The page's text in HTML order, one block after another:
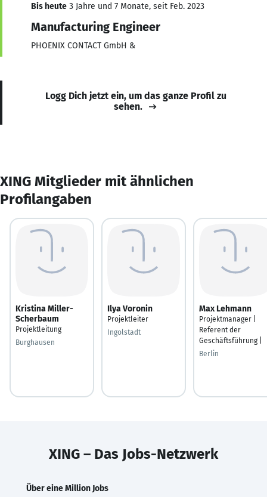
Bis heute 3 Jahre und 7 Monate, seit Feb. 2023
Manufacturing Engineer
PHOENIX CONTACT GmbH &
Logg Dich jetzt ein, um das ganze Profil zu
sehen.
XING Mitglieder mit ähnlichen
Profilangaben
Kristina Miller-
Scherbaum
Projektleitung
Burghausen
Ilya Voronin
Projektleiter
Ingolstadt
Max Lehmann
Projektmanager |
Referent der
Geschäftsführung |
Berlin
XING – Das Jobs-Netzwerk
Über eine Million Jobs